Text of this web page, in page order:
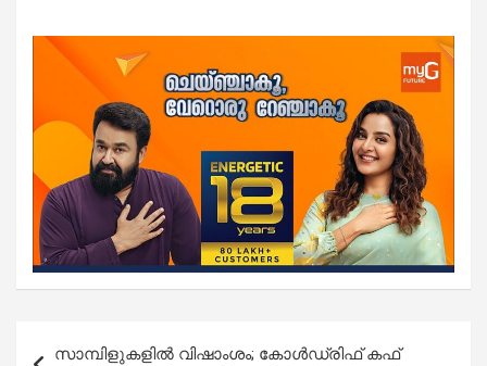
സാമ്പിളുകളിൽ വിഷാംശം; കോൾഡ്രിഫ് കഫ്